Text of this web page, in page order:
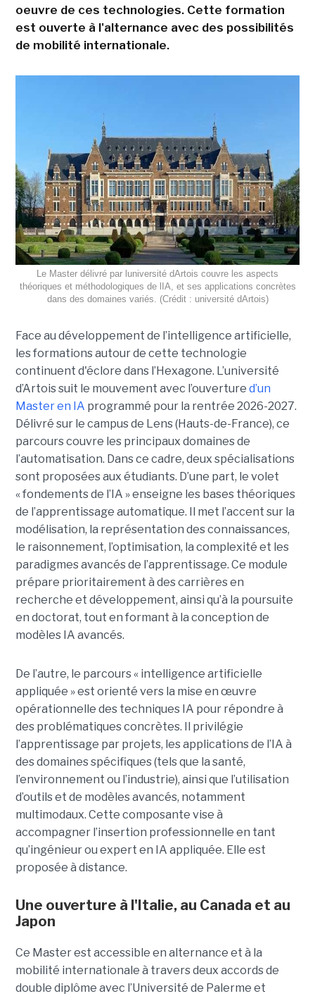
oeuvre de ces technologies. Cette formation
est ouverte à l'alternance avec des possibilités
de mobilité internationale.
Le Master délivré par luniversité dArtois couvre les aspects
théoriques et méthodologiques de lIA, et ses applications concrètes
dans des domaines variés. (Crédit : université dArtois)
Face au développement de l’intelligence artificielle,
les formations autour de cette technologie
continuent d'éclore dans l’Hexagone. L’université
d’Artois suit le mouvement avec l’ouverture d’un
Master en IA programmé pour la rentrée 2026-2027.
Délivré sur le campus de Lens (Hauts-de-France), ce
parcours couvre les principaux domaines de
l’automatisation. Dans ce cadre, deux spécialisations
sont proposées aux étudiants. D’une part, le volet
« fondements de l’IA » enseigne les bases théoriques
de l’apprentissage automatique. Il met l’accent sur la
modélisation, la représentation des connaissances,
le raisonnement, l’optimisation, la complexité et les
paradigmes avancés de l’apprentissage. Ce module
prépare prioritairement à des carrières en
recherche et développement, ainsi qu’à la poursuite
en doctorat, tout en formant à la conception de
modèles IA avancés.
De l’autre, le parcours « intelligence artificielle
appliquée » est orienté vers la mise en œuvre
opérationnelle des techniques IA pour répondre à
des problématiques concrètes. Il privilégie
l’apprentissage par projets, les applications de l’IA à
des domaines spécifiques (tels que la santé,
l’environnement ou l’industrie), ainsi que l’utilisation
d’outils et de modèles avancés, notamment
multimodaux. Cette composante vise à
accompagner l’insertion professionnelle en tant
qu’ingénieur ou expert en IA appliquée. Elle est
proposée à distance.
Une ouverture à l'Italie, au Canada et au
Japon
Ce Master est accessible en alternance et à la
mobilité internationale à travers deux accords de
double diplôme avec l’Université de Palerme et